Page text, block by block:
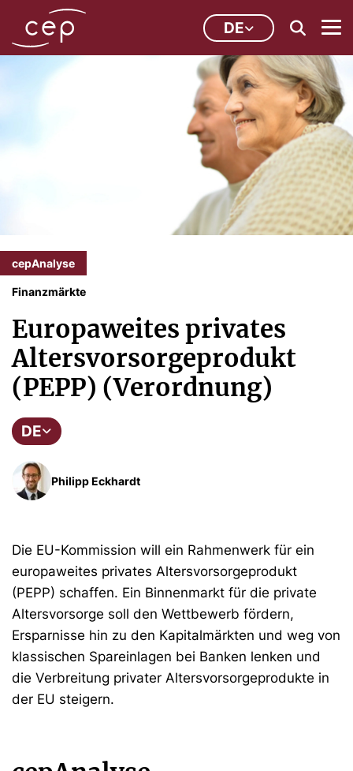
DE
cepAnalyse
Finanzmärkte
Europaweites privates
Altersvorsorgeprodukt
(PEPP) (Verordnung)
DE
Philipp Eckhardt
Die EU-Kommission will ein Rahmenwerk für ein
europaweites privates Altersvorsorgeprodukt
(PEPP) schaffen. Ein Binnenmarkt für die private
Altersvorsorge soll den Wettbewerb fördern,
Ersparnisse hin zu den Kapitalmärkten und weg von
klassischen Spareinlagen bei Banken lenken und
die Verbreitung privater Altersvorsorgeprodukte in
der EU steigern.